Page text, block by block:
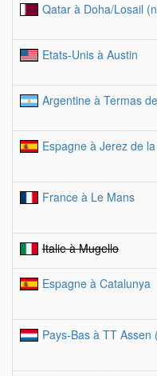
Qatar à Doha/Losail
Etats-Unis à Austin
Argentine à Termas
Espagne à Jerez de
France à Le Mans
Italie à Mugello
Espagne à Catalunya
Pays-Bas à TT Assen